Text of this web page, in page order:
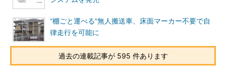
“棚ごと運べる”無人搬送車、床面マーカー不要で自
律走行を可能に
過去の連載記事が 595 件あります